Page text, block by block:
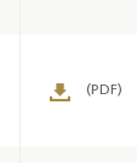
(PDF)
- 2026